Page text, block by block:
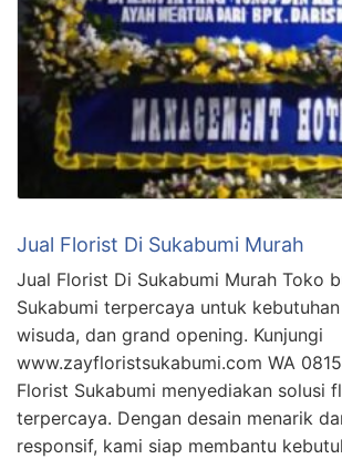
Jual Florist Di Sukabumi Murah
Jual Florist Di Sukabumi Murah Toko
Sukabumi terpercaya untuk
wisuda, dan grand opening. Kunjungi
www.zayfloristsukabumi.com WA
Florist Sukabumi menyediakan solusi
terpercaya. Dengan desain menarik
responsif, kami siap membantu